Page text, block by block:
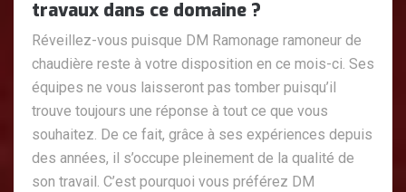
travaux dans ce domaine ?
Réveillez-vous puisque DM Ramonage ramoneur de
chaudière reste à votre disposition en ce mois-ci. Ses
équipes ne vous laisseront pas tomber puisqu’il
trouve toujours une réponse à tout ce que vous
souhaitez. De ce fait, grâce à ses expériences depuis
des années, il s’occupe pleinement de la qualité de
son travail. C’est pourquoi vous préférez DM